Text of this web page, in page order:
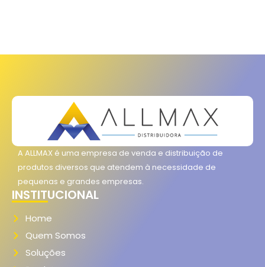
A ALLMAX é uma empresa de venda e distribuição de
produtos diversos que atendem à necessidade de
pequenas e grandes empresas.
INSTITUCIONAL
Home
Quem Somos
Soluções